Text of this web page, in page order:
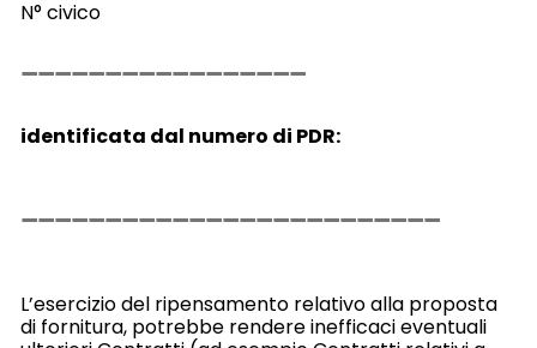
N° civico
identificata dal numero di PDR:
L’esercizio del ripensamento relativo alla proposta
di fornitura, potrebbe rendere inefficaci eventuali